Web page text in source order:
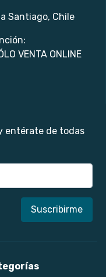
Santiago, Chile
VENTA ONLINE
entérate de todas